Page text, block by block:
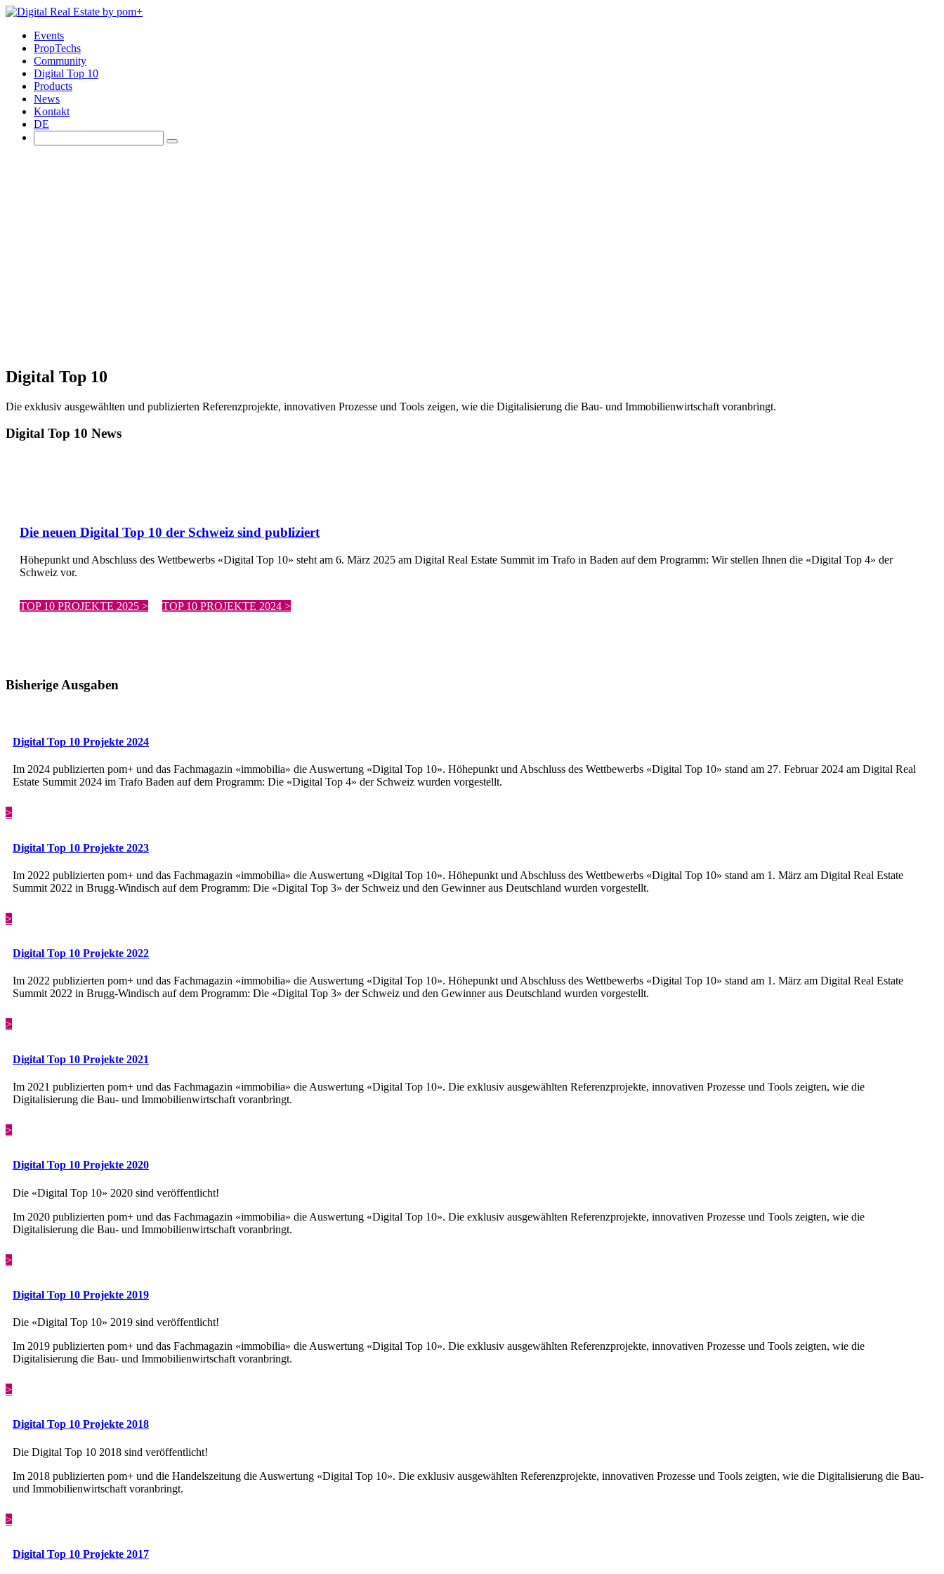
Events
PropTechs
Community
Digital Top 10
Products
News
Kontakt
DE
Digital Top 10
Die exklusiv ausgewählten und publizierten Referenzprojekte, innovativen Prozesse und Tools zeigen, wie die Digitalisierung die Bau- und Immobilienwirtschaft voranbringt.
Digital Top 10 News
Die neuen Digital Top 10 der Schweiz sind publiziert
Höhepunkt und Abschluss des Wettbewerbs «Digital Top 10» steht am 6. März 2025 am Digital Real Estate Summit im Trafo in Baden auf dem Programm: Wir stellen Ihnen die «Digital Top 4» der
Schweiz vor.
TOP 10 PROJEKTE 2025 > TOP 10 PROJEKTE 2024 >
Bisherige Ausgaben
Digital Top 10 Projekte 2024
Im 2024 publizierten pom+ und das Fachmagazin «immobilia» die Auswertung «Digital Top 10». Höhepunkt und Abschluss des Wettbewerbs «Digital Top 10» stand am 27. Februar 2024 am Digital Real
Estate Summit 2024 im Trafo Baden auf dem Programm: Die «Digital Top 4» der Schweiz wurden vorgestellt.
>
Digital Top 10 Projekte 2023
Im 2022 publizierten pom+ und das Fachmagazin «immobilia» die Auswertung «Digital Top 10». Höhepunkt und Abschluss des Wettbewerbs «Digital Top 10» stand am 1. März am Digital Real Estate
Summit 2022 in Brugg-Windisch auf dem Programm: Die «Digital Top 3» der Schweiz und den Gewinner aus Deutschland wurden vorgestellt.
>
Digital Top 10 Projekte 2022
Im 2022 publizierten pom+ und das Fachmagazin «immobilia» die Auswertung «Digital Top 10». Höhepunkt und Abschluss des Wettbewerbs «Digital Top 10» stand am 1. März am Digital Real Estate
Summit 2022 in Brugg-Windisch auf dem Programm: Die «Digital Top 3» der Schweiz und den Gewinner aus Deutschland wurden vorgestellt.
>
Digital Top 10 Projekte 2021
Im 2021 publizierten pom+ und das Fachmagazin «immobilia» die Auswertung «Digital Top 10». Die exklusiv ausgewählten Referenzprojekte, innovativen Prozesse und Tools zeigten, wie die
Digitalisierung die Bau- und Immobilienwirtschaft voranbringt.
>
Digital Top 10 Projekte 2020
Die «Digital Top 10» 2020 sind veröffentlicht!
Im 2020 publizierten pom+ und das Fachmagazin «immobilia» die Auswertung «Digital Top 10». Die exklusiv ausgewählten Referenzprojekte, innovativen Prozesse und Tools zeigten, wie die
Digitalisierung die Bau- und Immobilienwirtschaft voranbringt.
>
Digital Top 10 Projekte 2019
Die «Digital Top 10» 2019 sind veröffentlicht!
Im 2019 publizierten pom+ und das Fachmagazin «immobilia» die Auswertung «Digital Top 10». Die exklusiv ausgewählten Referenzprojekte, innovativen Prozesse und Tools zeigten, wie die
Digitalisierung die Bau- und Immobilienwirtschaft voranbringt.
>
Digital Top 10 Projekte 2018
Die Digital Top 10 2018 sind veröffentlicht!
Im 2018 publizierten pom+ und die Handelszeitung die Auswertung «Digital Top 10». Die exklusiv ausgewählten Referenzprojekte, innovativen Prozesse und Tools zeigten, wie die Digitalisierung die Bau-
und Immobilienwirtschaft voranbringt.
>
Digital Top 10 Projekte 2017